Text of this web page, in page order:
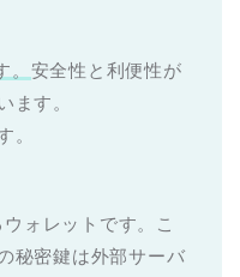
安全性と利便性が
ます。
。
ォレットです。こ
秘密鍵は外部サーバ